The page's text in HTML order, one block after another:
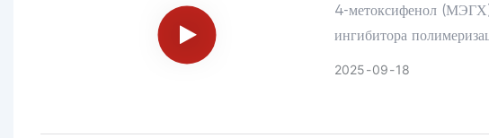
4-метоксифенол
ингибитора
виниловых мономеров,
2025 09 18